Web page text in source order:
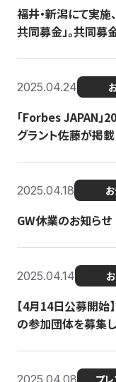
福井・新潟にて実施
共同募金」。共同
2025.04.24
「Forbes JAPAN」
グラント佐藤が掲載
2025.04.18
GW休業のお知らせ
2025.04.14
【4月14日公募開始
の参加団体を募集
2025.04.08 プ